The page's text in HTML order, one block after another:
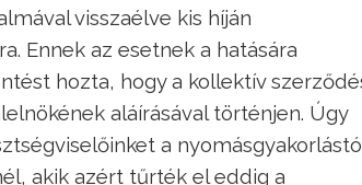
visszaélve kis híján
Ennek az esetnek a hatására
hozta, hogy a kollektív
aláírásával történjen. Úgy
a
akik azért tűrték el eddig a